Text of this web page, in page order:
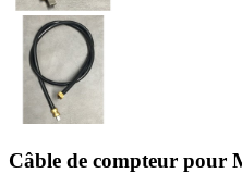
Câble de compteur pour